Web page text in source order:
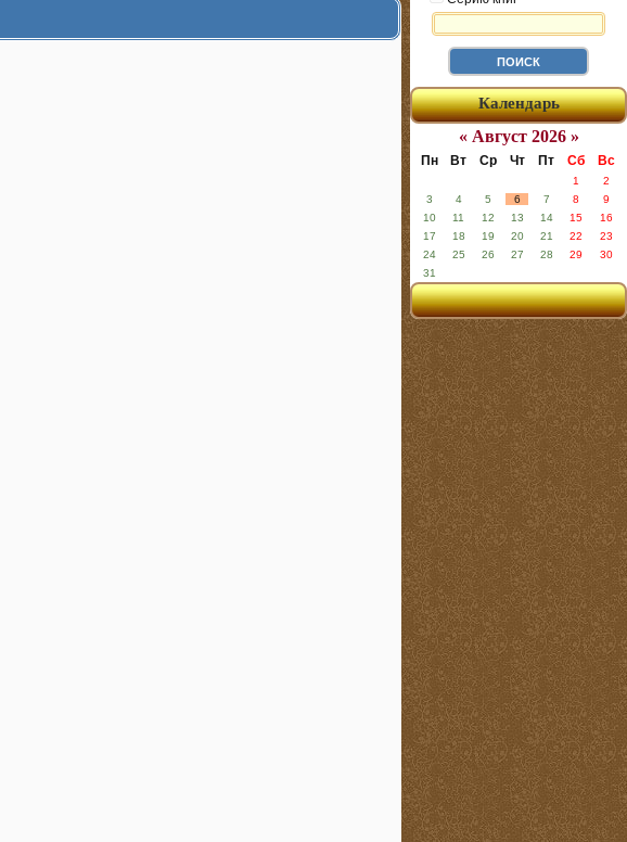
Календарь
« Август 2026 »
Пн Вт Ср Чт Пт Сб Вс
1
2
3
4 5 6 7 8
9
10
11 12 13 14 15
16
17
18 19 20 21 22
23
24
25 26 27 28 29
30
31